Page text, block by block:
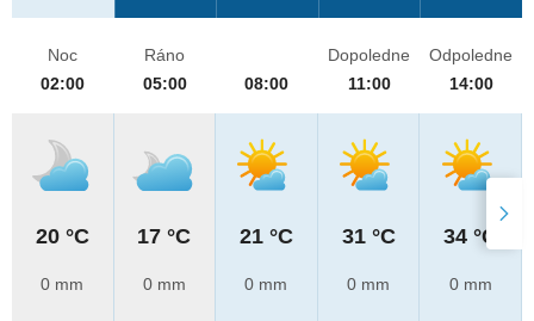
Noc
02:00
20 °C
0 mm
Ráno
05:00
17 °C
0 mm
08:00
21 °C
0 mm
Dopoledne
11:00
31 °C
0 mm
Odpoledne
14:00
34 °C
0 mm